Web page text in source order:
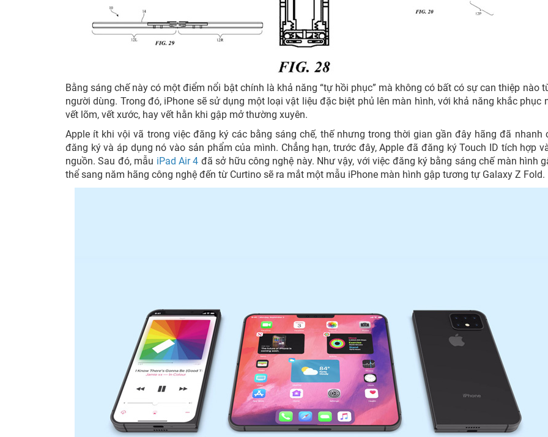
Bằng sáng chế này có một điểm nổi bật chính là khả năng “tự hồi phục” mà không có bất có sự can thiệp nào
người dùng. Trong đó, iPhone sẽ sử dụng một loại vật liệu đặc biệt phủ lên màn hình, với khả năng khắc phục
vết lõm, vết xước, hay vết hằn khi gập mở thường xuyên.
Apple ít khi vội vã trong việc đăng ký các bằng sáng chế, thế nhưng trong thời gian gần đây hãng đã nhanh
đăng ký và áp dụng nó vào sản phẩm của mình. Chẳng hạn, trước đây, Apple đã đăng ký Touch ID tích hợp
nguồn. Sau đó, mẫu iPad Air 4 đã sở hữu công nghệ này. Như vậy, với việc đăng ký bằng sáng chế màn hình
thể sang năm hãng công nghệ đến từ Curtino sẽ ra mắt một mẫu iPhone màn hình gập tương tự Galaxy Z Fold.